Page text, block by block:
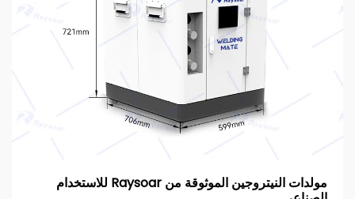
مولدات النيتروجين الموثوقة من Raysoar للاستخدام